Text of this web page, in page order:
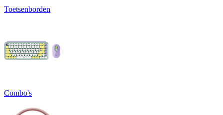
Toetsenborden
Combo's